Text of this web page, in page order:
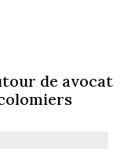
de avocat